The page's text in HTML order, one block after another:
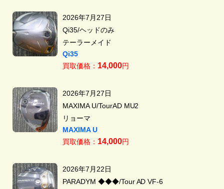
2026年7月27日
Qi35/ヘッドのみ
テーラーメイド
Qi35
買取価格： 14,000円
2026年7月27日
MAXIMA U/TourAD MU2
リョーマ
MAXIMA U
買取価格： 14,000円
2026年7月22日
PARADYM ◆◆◆/Tour AD VF-6